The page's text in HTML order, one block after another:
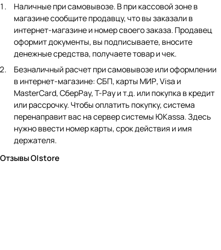
Наличные при самовывозе. В при кассовой зоне в
магазине сообщите продавцу, что вы заказали в
интернет-магазине и номер своего заказа. Продавец
оформит документы, вы подписываете, вносите
денежные средства, получаете товар и чек.
Безналичный расчет при самовывозе или оформлении
в интернет-магазине: СБП, карты МИР, Visa и
MasterCard, СберPay, Т-Pay и т.д. или покупка в кредит
или рассрочку. Чтобы оплатить покупку, система
перенаправит вас на сервер системы ЮKassa. Здесь
нужно ввести номер карты, срок действия и имя
держателя.
Отзывы O|store